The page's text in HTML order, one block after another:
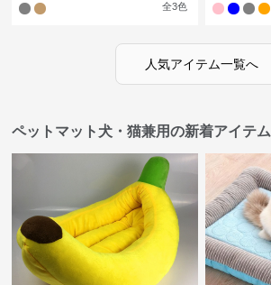
全3色
人気アイテム一覧へ
ペットマット犬・猫兼用の新着アイテム